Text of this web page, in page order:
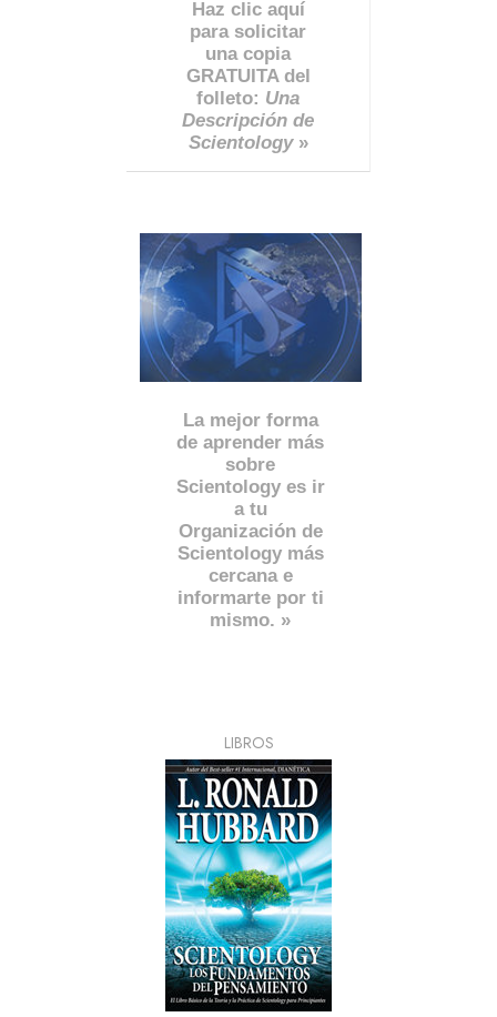
Haz clic aquí
para solicitar
una copia
GRATUITA del
folleto: Una
Descripción de
Scientology»
La mejor forma
de aprender más
sobre
Scientology es ir
a tu
Organización de
Scientology más
cercana e
informarte por ti
mismo. »
LIBROS